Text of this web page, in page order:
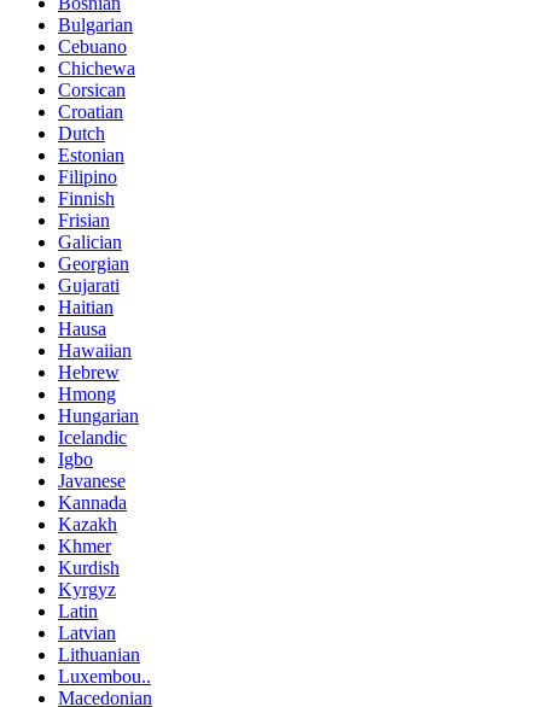
Bulgarian
Cebuano
Chichewa
Corsican
Croatian
Dutch
Estonian
Filipino
Finnish
Frisian
Galician
Georgian
Gujarati
Haitian
Hausa
Hawaiian
Hebrew
Hmong
Hungarian
Icelandic
Igbo
Javanese
Kannada
Kazakh
Khmer
Kurdish
Kyrgyz
Latin
Latvian
Lithuanian
Luxembou..
Macedonian